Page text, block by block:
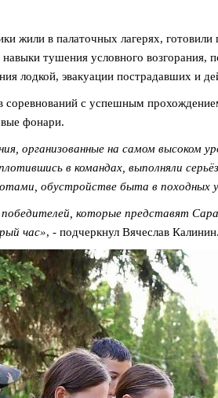
жили в палаточных лагерях,
тушения условного возгорания,
лодкой, эвакуации пострадавших и
соревнований с успешным
фонари.
организованные на самом высоком
в командах, выполняли
обустройстве быта в походных
которые представят
час», - подчеркнул Вячеслав Калинин.